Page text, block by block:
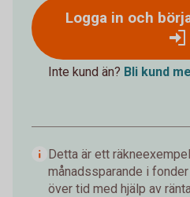
Logga in och
Inte kund än? Bli kund
Detta är ett
månadssparande i
över tid med hjälp av